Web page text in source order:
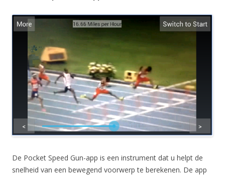
De Pocket Speed Gun-app is een instrument dat u helpt de
snelheid van een bewegend voorwerp te berekenen. De app